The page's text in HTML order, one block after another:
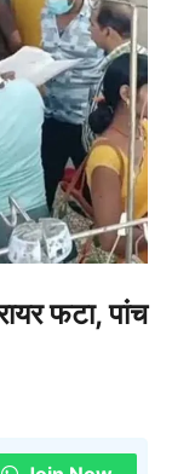
फटा, पांच